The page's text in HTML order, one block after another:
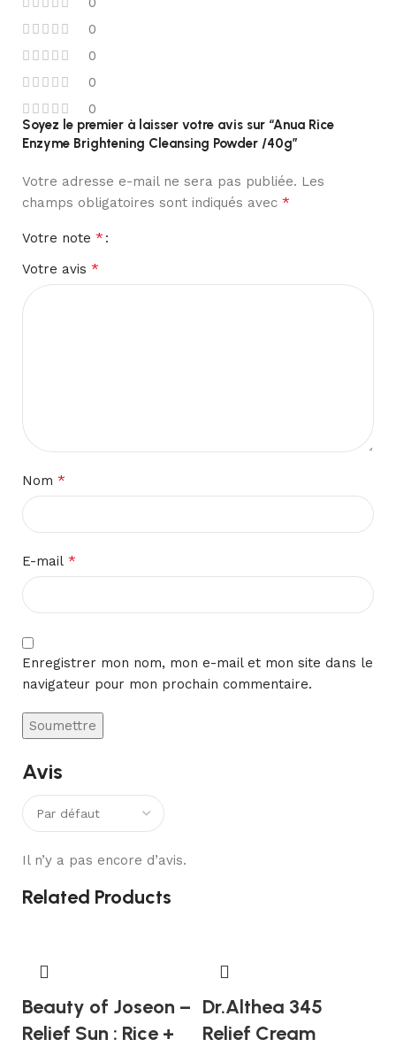
0
0
0
0
Avis
Il n’y a pas encore d’avis.
Soyez le premier à laisser votre avis sur “Anua Rice
Enzyme Brightening Cleansing Powder /40g”
Votre adresse e-mail ne sera pas publiée. Les
champs obligatoires sont indiqués avec *
Votre note *
Votre avis *
Nom *
E-mail *
Enregistrer mon nom, mon e-mail et mon site dans le
navigateur pour mon prochain commentaire.
Related Products
Beauty of Joseon –
Relief Sun : Rice +
Dr.Althea 345
Relief Cream